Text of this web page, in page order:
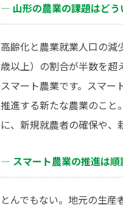
― 山形の農業の課題はどう
高齢化と農業就業人口の減
歳以上）の割合が半数を超
スマート農業です。スマー
推進する新たな農業のこと
に、新規就農者の確保や、
― スマート農業の推進は
とんでもない。地元の生